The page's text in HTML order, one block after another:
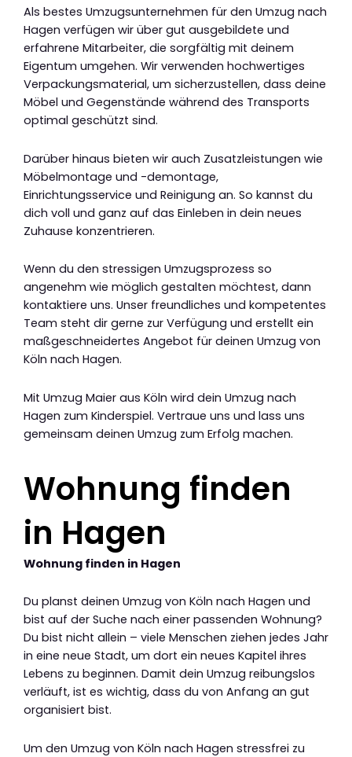
Als bestes Umzugsunternehmen für den Umzug nach
Hagen verfügen wir über gut ausgebildete und
erfahrene Mitarbeiter, die sorgfältig mit deinem
Eigentum umgehen. Wir verwenden hochwertiges
Verpackungsmaterial, um sicherzustellen, dass deine
Möbel und Gegenstände während des Transports
optimal geschützt sind.
Darüber hinaus bieten wir auch Zusatzleistungen wie
Möbelmontage und -demontage,
Einrichtungsservice und Reinigung an. So kannst du
dich voll und ganz auf das Einleben in dein neues
Zuhause konzentrieren.
Wenn du den stressigen Umzugsprozess so
angenehm wie möglich gestalten möchtest, dann
kontaktiere uns. Unser freundliches und kompetentes
Team steht dir gerne zur Verfügung und erstellt ein
maßgeschneidertes Angebot für deinen Umzug von
Köln nach Hagen.
Mit Umzug Maier aus Köln wird dein Umzug nach
Hagen zum Kinderspiel. Vertraue uns und lass uns
gemeinsam deinen Umzug zum Erfolg machen.
Wohnung finden
in Hagen
Wohnung finden in Hagen
Du planst deinen Umzug von Köln nach Hagen und
bist auf der Suche nach einer passenden Wohnung?
Du bist nicht allein – viele Menschen ziehen jedes Jahr
in eine neue Stadt, um dort ein neues Kapitel ihres
Lebens zu beginnen. Damit dein Umzug reibungslos
verläuft, ist es wichtig, dass du von Anfang an gut
organisiert bist.
Um den Umzug von Köln nach Hagen stressfrei zu